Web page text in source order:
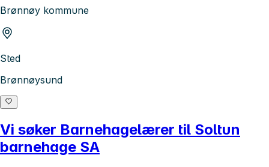
Brønnøy kommune
Sted
Brønnøysund
Vi søker Barnehagelærer til Soltun
barnehage SA